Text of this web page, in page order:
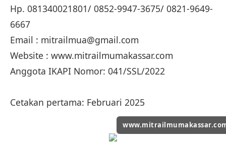
Hp. 081340021801/ 0852-9947-3675/ 0821-9649-
6667
Email : mitrailmua@gmail.com
Website : www.mitrailmumakassar.com
Anggota IKAPI Nomor: 041/SSL/2022
Cetakan pertama: Februari 2025